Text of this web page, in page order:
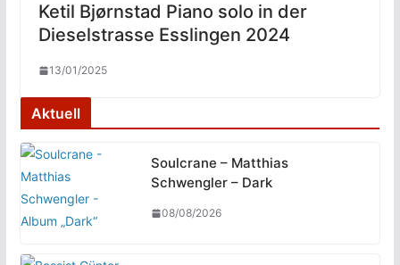
Ketil Bjørnstad Piano solo in der
Dieselstrasse Esslingen 2024
13/01/2025
Aktuell
Soulcrane – Matthias
Schwengler – Dark
08/08/2026